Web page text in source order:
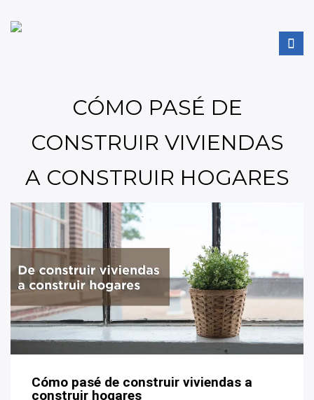
CÓMO PASÉ DE
CONSTRUIR VIVIENDAS
A CONSTRUIR HOGARES
Cómo pasé de construir viviendas a
construir hogares